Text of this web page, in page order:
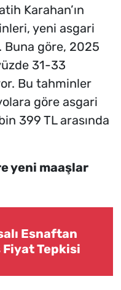
Karahan’ın
yeni asgari
göre, 2025
31-33
Bu tahminler
göre asgari
399 TL arasında
yeni maaşlar
Esnaftan
Fiyat Tepkisi